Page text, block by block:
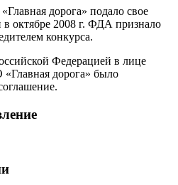
дорога» подало свое
октябре 2008 г. ФДА признало
конкурса.
Федерацией в лице
дорога» было